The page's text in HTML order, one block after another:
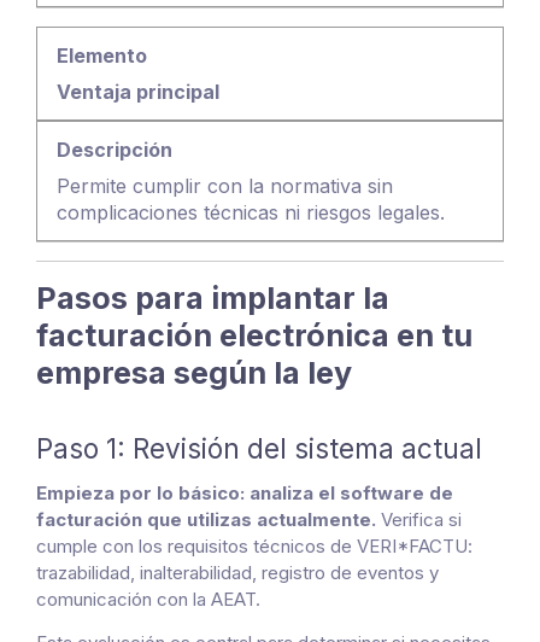
Ventaja principal
Permite cumplir con la normativa sin
complicaciones técnicas ni riesgos legales.
Pasos para implantar la
facturación electrónica en tu
empresa según la ley
Paso 1: Revisión del sistema actual
Empieza por lo básico: analiza el software de
facturación que utilizas actualmente. Verifica si
cumple con los requisitos técnicos de VERI*FACTU:
trazabilidad, inalterabilidad, registro de eventos y
comunicación con la AEAT.